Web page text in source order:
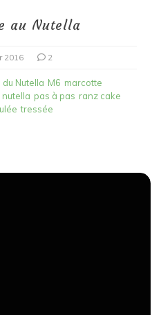
au Nutella
2016 2
Nutella M6 marcotte
nutella pas à pas ranz cake
tressée